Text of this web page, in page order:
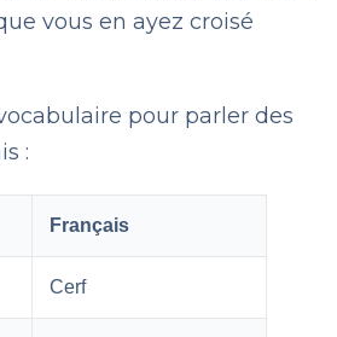
vous en ayez croisé
pour parler des
:
Français
Cerf